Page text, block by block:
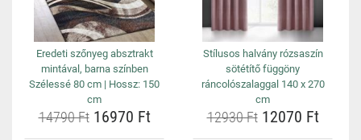
Eredeti szőnyeg absztrakt
mintával, barna színben
Szélessé 80 cm | Hossz: 150
cm
14790 Ft16970 Ft
Stílusos halvány rózsaszín
sötétítő függöny
ráncolószalaggal 140 x 270
cm
12930 Ft12070 Ft